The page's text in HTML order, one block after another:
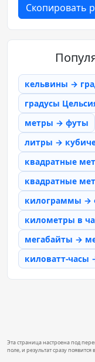
Скопировать
кельвины →
градусы
метры → футы
литры →
квадратные
квадратные
килограммы →
километры в
мегабайты →
киловатт-часы
Эта страница настроена под
поле, и результат сразу появится